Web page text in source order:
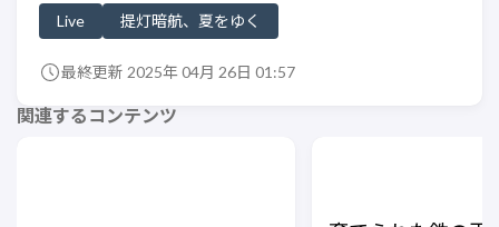
Live 提灯暗航、夏をゆく
最終更新 2025年 04月 26日 01:57
関連するコンテンツ